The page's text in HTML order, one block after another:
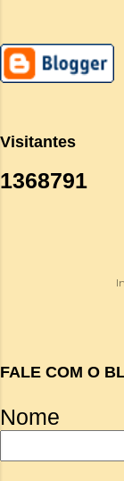
Visitantes
1368791
FALE COM O
Nome